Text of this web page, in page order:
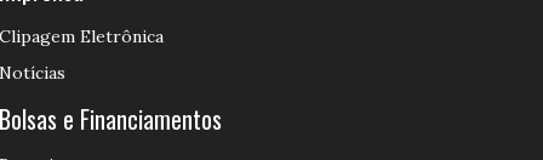
Clipagem Eletrônica
Notícias
Bolsas e Financiamentos